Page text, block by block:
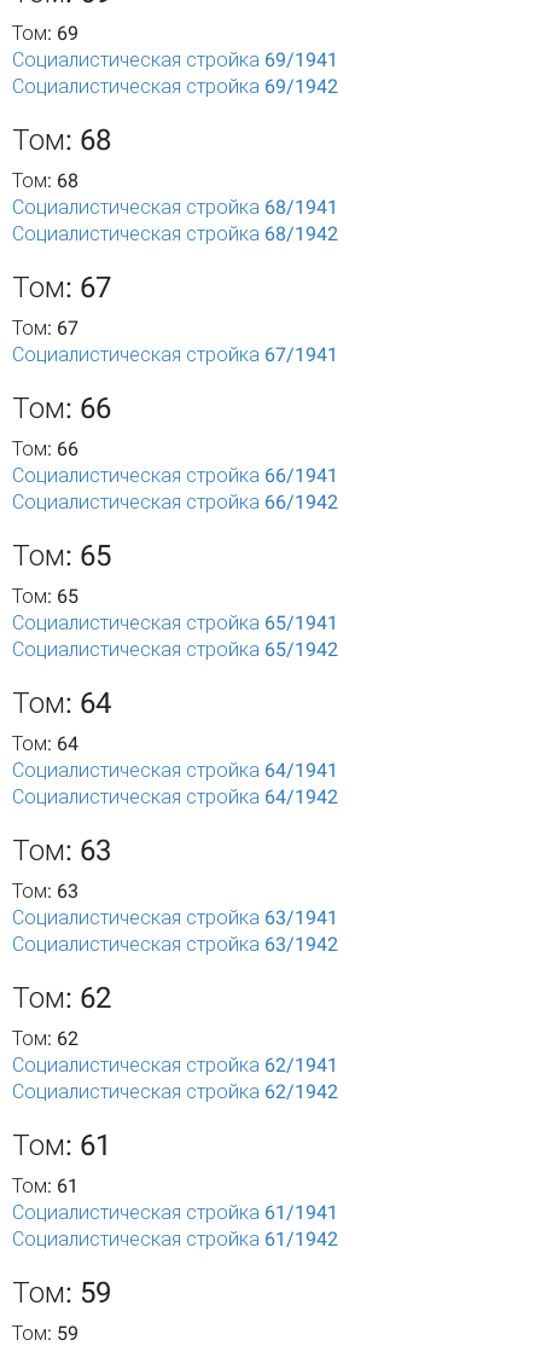
Том: 69
Социалистическая стройка 69/1941
Социалистическая стройка 69/1942
Том: 68
Том: 68
Социалистическая стройка 68/1941
Социалистическая стройка 68/1942
Том: 67
Том: 67
Социалистическая стройка 67/1941
Том: 66
Том: 66
Социалистическая стройка 66/1941
Социалистическая стройка 66/1942
Том: 65
Том: 65
Социалистическая стройка 65/1941
Социалистическая стройка 65/1942
Том: 64
Том: 64
Социалистическая стройка 64/1941
Социалистическая стройка 64/1942
Том: 63
Том: 63
Социалистическая стройка 63/1941
Социалистическая стройка 63/1942
Том: 62
Том: 62
Социалистическая стройка 62/1941
Социалистическая стройка 62/1942
Том: 61
Том: 61
Социалистическая стройка 61/1941
Социалистическая стройка 61/1942
Том: 59
Том: 59